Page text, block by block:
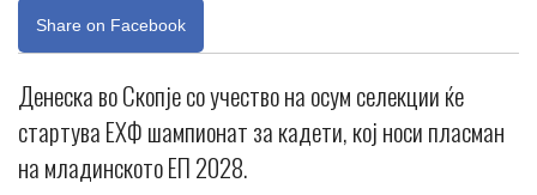
Share on Facebook
Денеска во Скопје со учество на осум селекции ќе
стартува ЕХФ шампионат за кадети, кој носи пласман
на младинското ЕП 2028.